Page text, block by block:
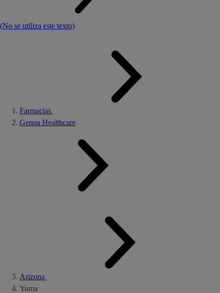
(No se utiliza este texto)
Farmacias
Genoa Healthcare
Arizona
Yuma